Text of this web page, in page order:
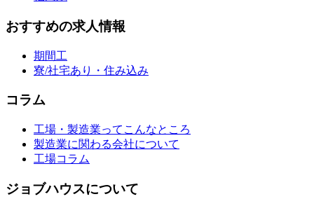
おすすめの求人情報
期間工
寮/社宅あり・住み込み
コラム
工場・製造業ってこんなところ
製造業に関わる会社について
工場コラム
ジョブハウスについて